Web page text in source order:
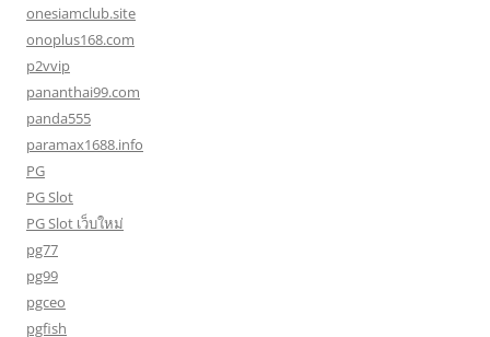
onesiamclub.site
onoplus168.com
p2vvip
pananthai99.com
panda555
paramax1688.info
PG
PG Slot
PG Slot เว็บใหม่
pg77
pg99
pgceo
pgfish